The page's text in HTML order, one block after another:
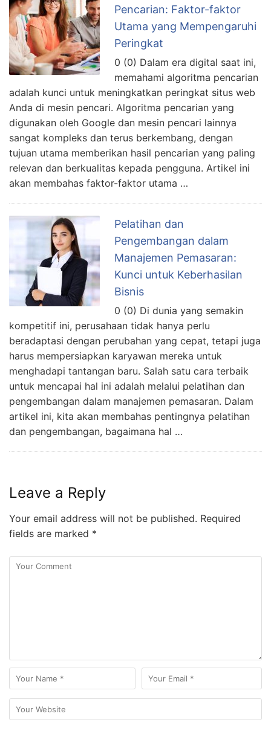
Pencarian: Faktor-faktor
Utama yang Mempengaruhi
Peringkat
0 (0) Dalam era digital saat ini,
memahami algoritma pencarian
adalah kunci untuk meningkatkan peringkat situs web
Anda di mesin pencari. Algoritma pencarian yang
digunakan oleh Google dan mesin pencari lainnya
sangat kompleks dan terus berkembang, dengan
tujuan utama memberikan hasil pencarian yang paling
relevan dan berkualitas kepada pengguna. Artikel ini
akan membahas faktor-faktor utama …
Pelatihan dan
Pengembangan dalam
Manajemen Pemasaran:
Kunci untuk Keberhasilan
Bisnis
0 (0) Di dunia yang semakin
kompetitif ini, perusahaan tidak hanya perlu
beradaptasi dengan perubahan yang cepat, tetapi juga
harus mempersiapkan karyawan mereka untuk
menghadapi tantangan baru. Salah satu cara terbaik
untuk mencapai hal ini adalah melalui pelatihan dan
pengembangan dalam manajemen pemasaran. Dalam
artikel ini, kita akan membahas pentingnya pelatihan
dan pengembangan, bagaimana hal …
Leave a Reply
Your email address will not be published. Required
fields are marked *